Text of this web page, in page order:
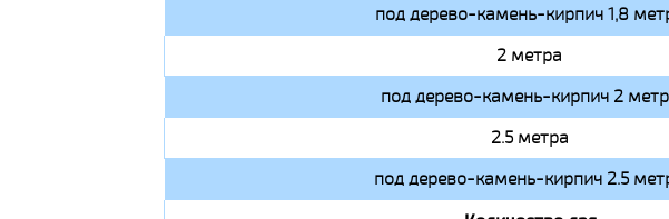
под дерево-камень-кирпич 1,8
2 метра
под дерево-камень-кирпич 2
2.5 метра
под дерево-камень-кирпич 2.5